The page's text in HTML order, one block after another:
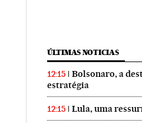
ÚLTIMAS NOTICIAS
12:15
Bolsonaro, a
estratégia
12:15 Lula, uma